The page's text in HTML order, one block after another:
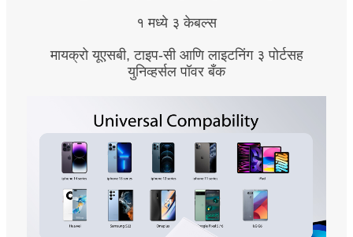
१ मध्ये ३ केबल्स
मायक्रो यूएसबी, टाइप-सी आणि लाइटनिंग ३ पोर्टसह
युनिव्हर्सल पॉवर बँक